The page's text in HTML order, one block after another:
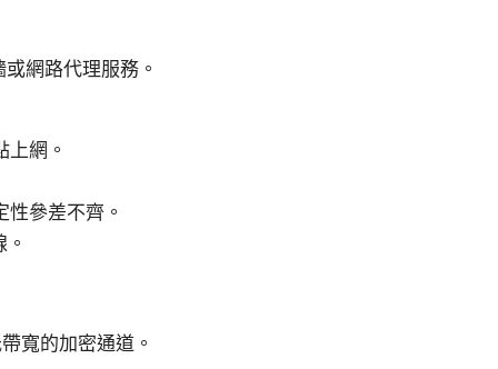
網路代理服務。
網。
參差不齊。
寬的加密通道。